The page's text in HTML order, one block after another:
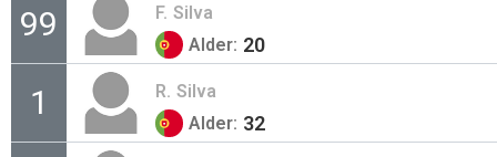
99 F. Silva
Alder: 20
1 R. Silva
Alder: 32